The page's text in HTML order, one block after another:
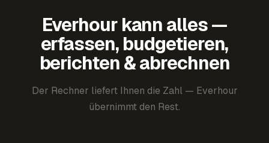
Everhour kann alles —
erfassen, budgetieren,
berichten & abrechnen
Der Rechner liefert Ihnen die Zahl — Everhour
übernimmt den Rest.